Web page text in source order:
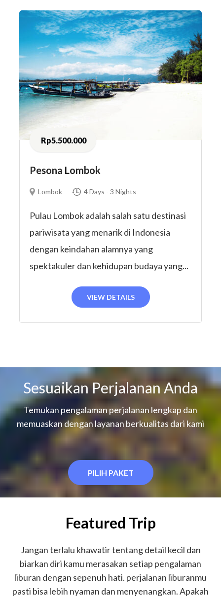
Rp5.500.000
Pesona Lombok
Lombok 4 Days - 3 Nights
Pulau Lombok adalah salah satu destinasi
pariwisata yang menarik di Indonesia
dengan keindahan alamnya yang
spektakuler dan kehidupan budaya yang...
VIEW DETAILS
Sesuaikan Perjalanan Anda
Temukan pengalaman perjalanan lengkap dan
memuaskan dengan layanan berkualitas dari kami
PILIH PAKET
Featured Trip
Jangan terlalu khawatir tentang detail kecil dan
biarkan diri kamu merasakan setiap pengalaman
liburan dengan sepenuh hati. perjalanan liburanmu
pasti bisa lebih nyaman dan menyenangkan. Apakah